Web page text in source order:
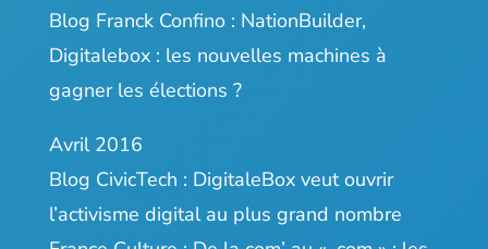
Blog Franck Confino : NationBuilder,
Digitalebox : les nouvelles machines à
gagner les élections ?
Avril 2016
Blog CivicTech : DigitaleBox veut ouvrir
l’activisme digital au plus grand nombre